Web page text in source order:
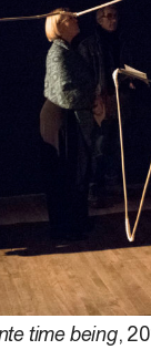
time being,